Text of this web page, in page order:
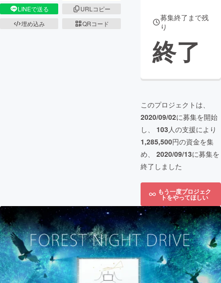
LINEで送る
URLコピー
埋め込み
QRコード
募集終了まで残
り
終了
このプロジェクトは、
2020/09/02に募集を開始
し、 103人の支援により
1,285,500円の資金を集
め、 2020/09/13に募集を
終了しました
もう一度プロジェク
トをやってほしい